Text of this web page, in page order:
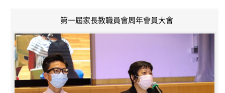
第一屆家長教職員會周年會員大會